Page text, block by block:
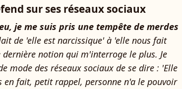
sur ses réseaux sociaux
je me suis pris une tempête de merdes
de 'elle est narcissique' à 'elle nous fait
notion qui m'interroge le plus. Je
mode des réseaux sociaux de se dire : 'Elle
fait, petit rappel, personne n'a le pouvoir